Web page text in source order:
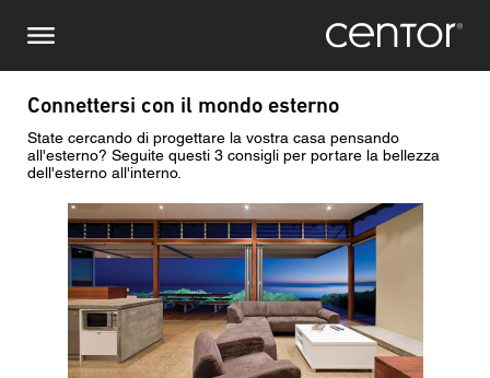
contenuto
principale
Connettersi con il mondo esterno
State cercando di progettare la vostra casa pensando
all'esterno? Seguite questi 3 consigli per portare la bellezza
dell'esterno all'interno.
Immagine
Richiesta di informazioni
Nome
Numero di telefono
Paese
Codice postale
Nord America